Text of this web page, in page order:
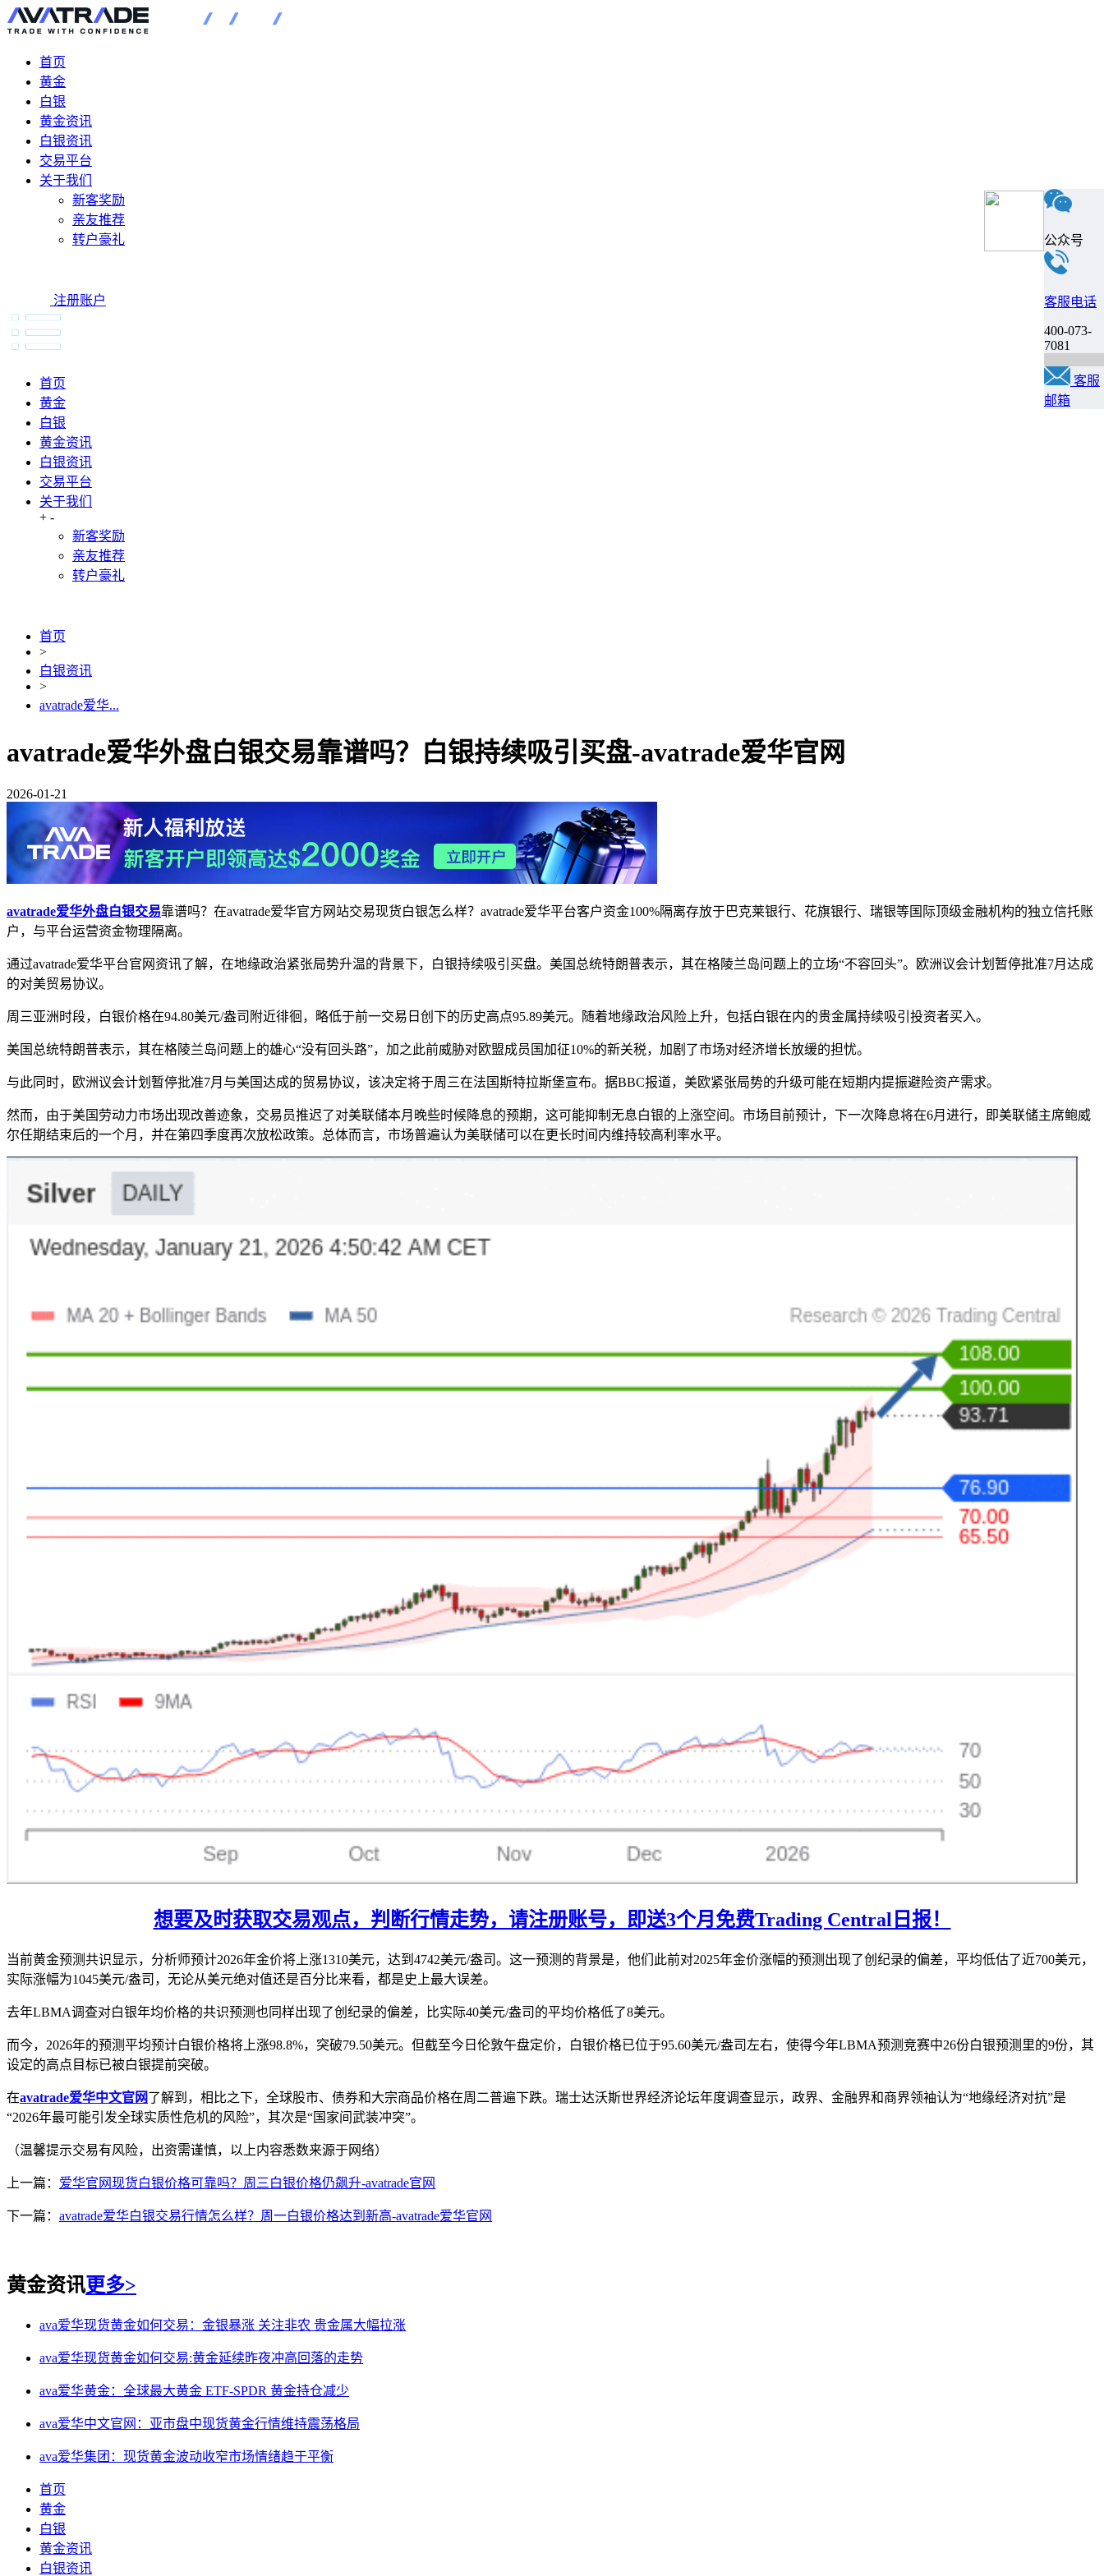
首页
黄金
白银
黄金资讯
白银资讯
交易平台
关于我们
新客奖励
亲友推荐
转户豪礼
注册账户
首页
黄金
白银
黄金资讯
白银资讯
交易平台
关于我们
+ -
新客奖励
亲友推荐
转户豪礼
首页
>
白银资讯
>
avatrade爱华...
avatrade爱华外盘白银交易靠谱吗？白银持续吸引买盘-avatrade爱华官网
2026-01-21
avatrade爱华外盘白银交易靠谱吗？在avatrade爱华官方网站交易现货白银怎么样？‌‌avatrade爱华平台客户资金‌100%隔离存放于巴克莱银行、花旗银行、瑞银等国际顶级金融机构‌的独立信托账
户，与平台运营资金物理隔离。
通过avatrade爱华平台官网资讯了解，在地缘政治紧张局势升温的背景下，白银持续吸引买盘。美国总统特朗普表示，其在格陵兰岛问题上的立场“不容回头”。欧洲议会计划暂停批准7月达成
的对美贸易协议。
周三亚洲时段，白银价格在94.80美元/盎司附近徘徊，略低于前一交易日创下的历史高点95.89美元。随着地缘政治风险上升，包括白银在内的贵金属持续吸引投资者买入。
美国总统特朗普表示，其在格陵兰岛问题上的雄心“没有回头路”，加之此前威胁对欧盟成员国加征10%的新关税，加剧了市场对经济增长放缓的担忧。
与此同时，欧洲议会计划暂停批准7月与美国达成的贸易协议，该决定将于周三在法国斯特拉斯堡宣布。据BBC报道，美欧紧张局势的升级可能在短期内提振避险资产需求。
然而，由于美国劳动力市场出现改善迹象，交易员推迟了对美联储本月晚些时候降息的预期，这可能抑制无息白银的上涨空间。市场目前预计，下一次降息将在6月进行，即美联储主席鲍威
尔任期结束后的一个月，并在第四季度再次放松政策。总体而言，市场普遍认为美联储可以在更长时间内维持较高利率水平。
想要及时获取交易观点，判断行情走势，请注册账号，即送3个月免费Trading Central日报！
当前黄金预测共识显示，分析师预计2026年金价将上涨1310美元，达到4742美元/盎司。这一预测的背景是，他们此前对2025年金价涨幅的预测出现了创纪录的偏差，平均低估了近700美元，
实际涨幅为1045美元/盎司，无论从美元绝对值还是百分比来看，都是史上最大误差。
去年LBMA调查对白银年均价格的共识预测也同样出现了创纪录的偏差，比实际40美元/盎司的平均价格低了8美元。
而今，2026年的预测平均预计白银价格将上涨98.8%，突破79.50美元。但截至今日伦敦午盘定价，白银价格已位于95.60美元/盎司左右，使得今年LBMA预测竞赛中26份白银预测里的9份，其
设定的高点目标已被白银提前突破。
在avatrade爱华中文官网了解到，相比之下，全球股市、债券和大宗商品价格在周二普遍下跌。瑞士达沃斯世界经济论坛年度调查显示，政界、金融界和商界领袖认为“地缘经济对抗”是
“2026年最可能引发全球实质性危机的风险”，其次是“国家间武装冲突”。
（温馨提示交易有风险，出资需谨慎，以上内容悉数来源于网络）
上一篇： 爱华官网现货白银价格可靠吗？周三白银价格仍飙升-avatrade官网
下一篇： avatrade爱华白银交易行情怎么样？周一白银价格达到新高-avatrade爱华官网
黄金资讯更多>
ava爱华现货黄金如何交易：金银暴涨 关注非农 贵金属大幅拉涨
ava爱华现货黄金如何交易:黄金延续昨夜冲高回落的走势
ava爱华黄金：全球最大黄金 ETF-SPDR 黄金持仓减少
ava爱华中文官网：亚市盘中现货黄金行情维持震荡格局
ava爱华集团：现货黄金波动收窄市场情绪趋于平衡
首页
黄金
白银
黄金资讯
白银资讯
公众号
客服电话
400-073-
7081
客服
邮箱